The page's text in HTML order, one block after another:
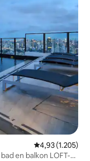
Gemiddelde
4,93 (1.205)
en balkon LOFT-